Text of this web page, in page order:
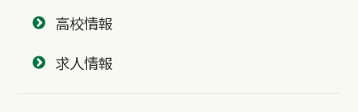
高校情報
求人情報